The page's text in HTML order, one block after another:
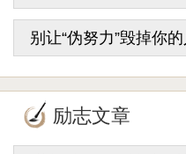
别让“伪努力”毁掉你
励志文章